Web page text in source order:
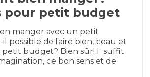
pour petit budget
manger avec un petit
possible de faire bien, beau et
petit budget? Bien sûr! Il suffit
de bon sens et de